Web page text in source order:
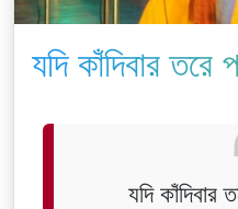
যদি কাঁদিবার তরে
যদি কাঁদিবার